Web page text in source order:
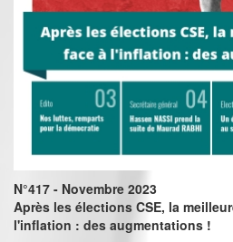
N°417 - Novembre 2023
Après les élections CSE, la
l'inflation : des augmentations !